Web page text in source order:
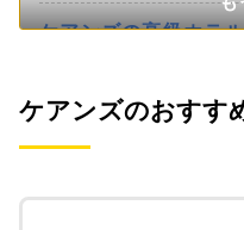
ケアンズの高級ホテ
ケアンズのおすす